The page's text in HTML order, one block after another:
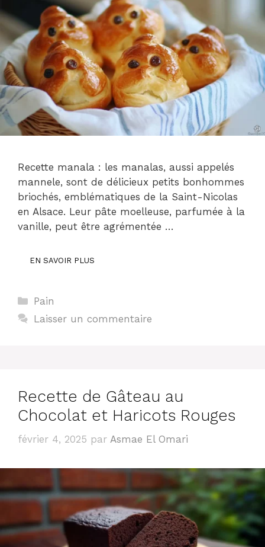
Recette manala : les manalas, aussi appelés
mannele, sont de délicieux petits bonhommes
briochés, emblématiques de la Saint-Nicolas
en Alsace. Leur pâte moelleuse, parfumée à la
vanille, peut être agrémentée …
EN SAVOIR PLUS
Catégories
Pain
Laisser un commentaire
Recette de Gâteau au
Chocolat et Haricots Rouges
février 4, 2025 par Asmae El Omari